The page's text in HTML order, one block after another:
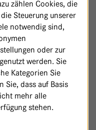
zählen Cookies, die
Steuerung unserer
notwendig sind,
oder zur
werden. Sie
Kategorien Sie
Sie, dass auf Basis
mehr alle
stehen.